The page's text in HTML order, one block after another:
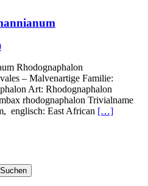
Rhodognaphalon
– Malvenartige Familie:
Art: Rhodognaphalon
rhodognaphalon Trivialname
englisch: East African […]